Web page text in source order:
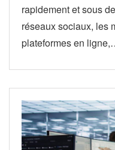
rapidement et sous
réseaux sociaux, les
plateformes en